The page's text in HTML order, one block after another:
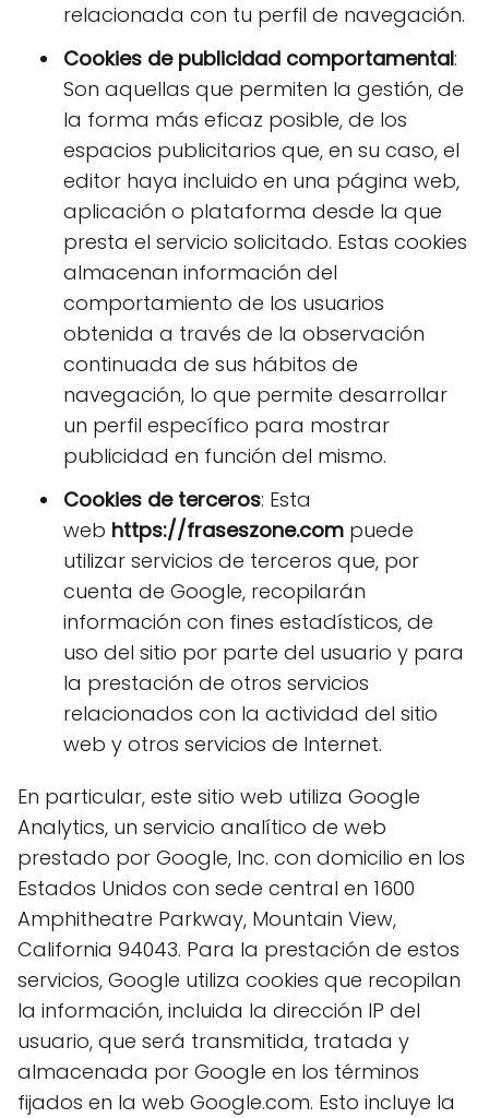
relacionada con tu perfil de navegación.
Cookies de publicidad comportamental:
Son aquellas que permiten la gestión, de
la forma más eficaz posible, de los
espacios publicitarios que, en su caso, el
editor haya incluido en una página web,
aplicación o plataforma desde la que
presta el servicio solicitado. Estas cookies
almacenan información del
comportamiento de los usuarios
obtenida a través de la observación
continuada de sus hábitos de
navegación, lo que permite desarrollar
un perfil específico para mostrar
publicidad en función del mismo.
Cookies de terceros: Esta
web https://fraseszone.com puede
utilizar servicios de terceros que, por
cuenta de Google, recopilarán
información con fines estadísticos, de
uso del sitio por parte del usuario y para
la prestación de otros servicios
relacionados con la actividad del sitio
web y otros servicios de Internet.
En particular, este sitio web utiliza Google
Analytics, un servicio analítico de web
prestado por Google, Inc. con domicilio en los
Estados Unidos con sede central en 1600
Amphitheatre Parkway, Mountain View,
California 94043. Para la prestación de estos
servicios, Google utiliza cookies que recopilan
la información, incluida la dirección IP del
usuario, que será transmitida, tratada y
almacenada por Google en los términos
fijados en la web Google.com. Esto incluye la